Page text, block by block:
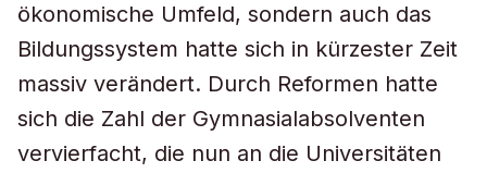
ökonomische Umfeld, sondern auch das
Bildungssystem hatte sich in kürzester Zeit
massiv verändert. Durch Reformen hatte
sich die Zahl der Gymnasialabsolventen
vervierfacht, die nun an die Universitäten